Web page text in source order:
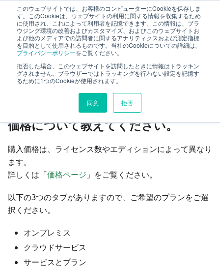
このウェブサイトでは、お客様のコンピューターにCookieを保存しま
す。このCookieは、ウェブサイトの利用に関する情報を収集するため
に使用され、これによって利用者を記憶できます。この情報は、ブラ
ウジング環境の改善およびカスタマイズ、およびこのウェブサイトお
よび他のメディアでの訪問者に関するアナリティクスおよび測定指標
を目的として使用されるものです。当社のCookieについての詳細は、
プライバシーポリシーをご覧ください。
拒否した場合、このウェブサイトを訪問したときに情報はトラッキン
グされません。ブラウザーではトラッキングを行わない設定を記憶す
るために1つのCookieが使用されます。
同意 拒否
TimeTracker RX ヘルプ
よくあるご質問 購入、納品 費用
このページの見出し
価格について教えてください。
購入価格は、ライセンス数やエディションによって異なり
ます。
詳しくは「価格ページ 」をご覧ください。
以下の3つのタブがありますので、ご希望のプランをご選
択ください。
オンプレミス
クラウドサービス
サービスとプラン